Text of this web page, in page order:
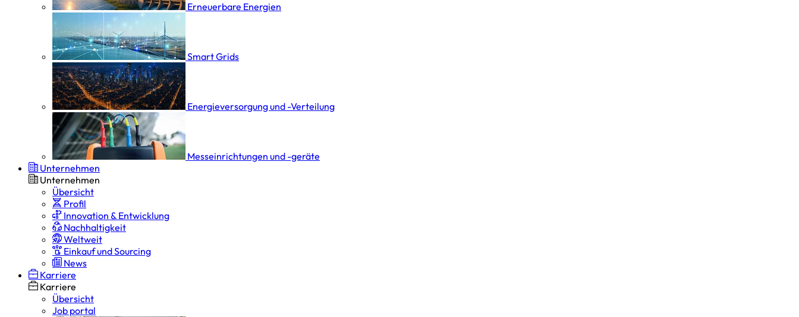
Erneuerbare Energien
Smart Grids
Energieversorgung und -Verteilung
Messeinrichtungen und -geräte
Unternehmen
Unternehmen
Übersicht
Profil
Innovation & Entwicklung
Nachhaltigkeit
Weltweit
Einkauf und Sourcing
News
Karriere
Karriere
Übersicht
Job portal